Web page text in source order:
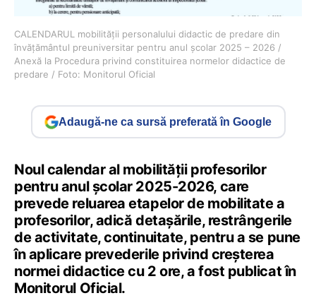
CALENDARUL mobilității personalului didactic de predare din
învățământul preuniversitar pentru anul școlar 2025 – 2026 /
Anexă la Procedura privind constituirea normelor didactice de
predare / Foto: Monitorul Oficial
Adaugă-ne ca sursă preferată în Google
Noul calendar al mobilității profesorilor
pentru anul școlar 2025-2026, care
prevede reluarea etapelor de mobilitate a
profesorilor, adică detașările, restrângerile
de activitate, continuitate, pentru a se pune
în aplicare prevederile privind creșterea
normei didactice cu 2 ore, a fost publicat în
Monitorul Oficial.